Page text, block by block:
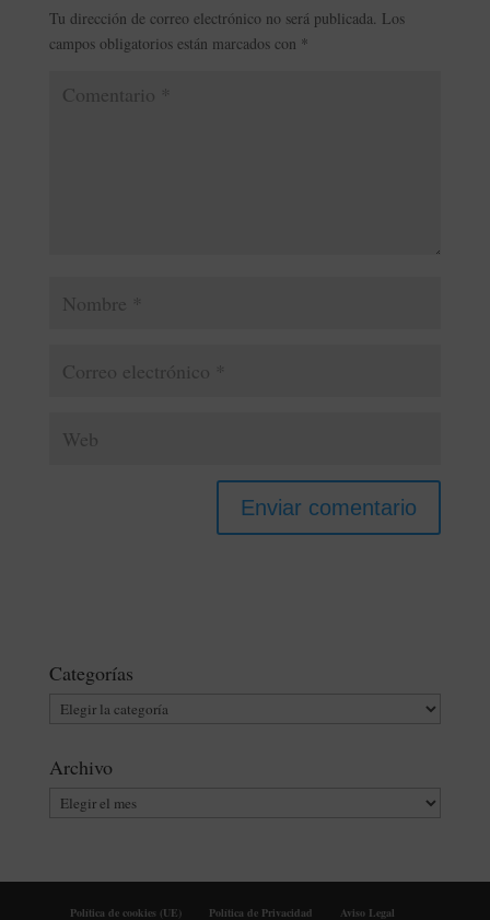
Tu dirección de correo electrónico no será publicada. Los
campos obligatorios están marcados con *
Categorías
Categorías
Archivo
Archivo
Política de cookies (UE) Política de Privacidad Aviso Legal